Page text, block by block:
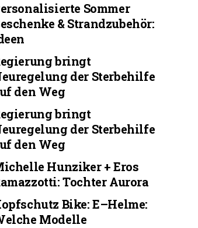
Sommer
& Strandzubehör:
bringt
der Sterbehilfe
den Weg
bringt
der Sterbehilfe
den Weg
Hunziker + Eros
Tochter Aurora
Bike: E–Helme:
Modelle